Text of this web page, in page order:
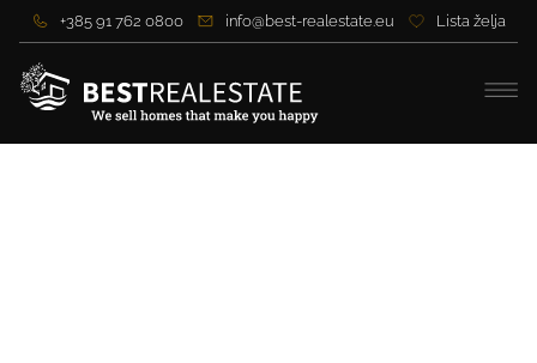
+385 91 762 0800 info@best-realestate.eu Lista želja